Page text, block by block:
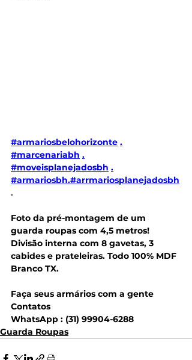
#armariosbelohorizonte .
#marcenariabh .
#moveisplanejadosbh .
#armariosbh.#arrmariosplanejadosbh
.
Foto da pré-montagem de um
guarda roupas com 4,5 metros!
Divisão interna com 8 gavetas, 3
cabides e prateleiras. Todo 100% MDF
Branco TX.
Faça seus armários com a gente
Contatos
WhatsApp : (31) 99904-6288
Guarda Roupas